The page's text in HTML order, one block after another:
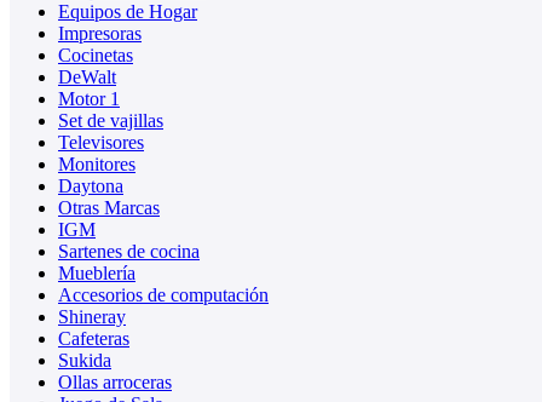
Equipos de Hogar
Impresoras
Cocinetas
DeWalt
Motor 1
Set de vajillas
Televisores
Monitores
Daytona
Otras Marcas
IGM
Sartenes de cocina
Mueblería
Accesorios de computación
Shineray
Cafeteras
Sukida
Ollas arroceras